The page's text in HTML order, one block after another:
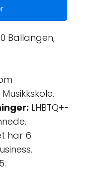
Ballangen,
LHBTQ+-
har 6